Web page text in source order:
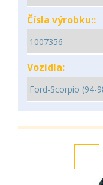
Čísla výrobku::
Vozidla: